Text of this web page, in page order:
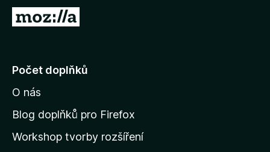
P
j
t
n
d
Počet doplňků
O nás
Blog doplňků pro Firefox
Workshop tvorby rozšíření